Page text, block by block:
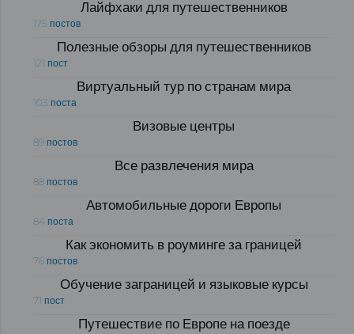
Лайфхаки для путешественников
175 постов
Полезные обзоры для путешественников
121 пост
Виртуальный тур по странам мира
103 поста
Визовые центры
89 постов
Все развлечения мира
88 постов
Автомобильные дороги Европы
84 поста
Как экономить в роуминге за границей
76 постов
Обучение заграницей и языковые курсы
71 пост
Путешествие по Европе на поезде